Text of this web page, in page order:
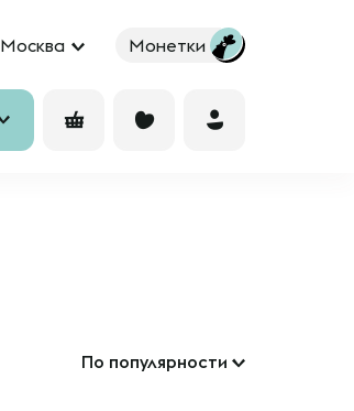
Москва Монетки
По популярности